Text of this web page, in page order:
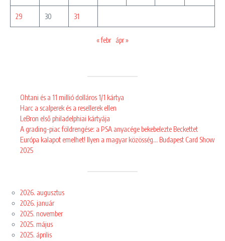
29 30 31
« febr ápr »
Ohtani és a 11 millió dolláros 1/1 kártya
Harc a scalperek és a resellerek ellen
LeBron első philadelphiai kártyája
A grading-piac földrengése: a PSA anyacége bekebelezte Beckettet
Európa kalapot emelhet! Ilyen a magyar közösség… Budapest Card Show
2025
2026. augusztus
2026. január
2025. november
2025. május
2025. április